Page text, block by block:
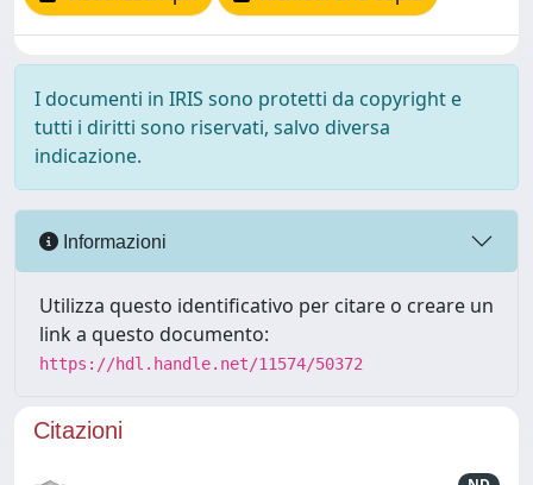
I documenti in IRIS sono protetti da copyright e
tutti i diritti sono riservati, salvo diversa
indicazione.
Informazioni
Utilizza questo identificativo per citare o creare un
link a questo documento:
https://hdl.handle.net/11574/50372
Citazioni